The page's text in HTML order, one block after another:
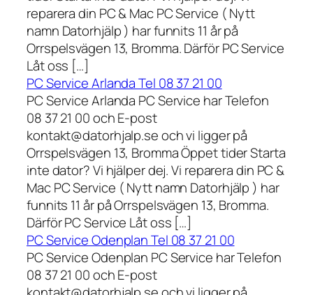
reparera din PC & Mac PC Service ( Nytt
namn Datorhjälp ) har funnits 11 år på
Orrspelsvägen 13, Bromma. Därför PC Service
Låt oss […]
PC Service Arlanda Tel 08 37 21 00
PC Service Arlanda PC Service har Telefon
08 37 21 00 och E-post
kontakt@datorhjalp.se och vi ligger på
Orrspelsvägen 13, Bromma Öppet tider Starta
inte dator? Vi hjälper dej. Vi reparera din PC &
Mac PC Service ( Nytt namn Datorhjälp ) har
funnits 11 år på Orrspelsvägen 13, Bromma.
Därför PC Service Låt oss […]
PC Service Odenplan Tel 08 37 21 00
PC Service Odenplan PC Service har Telefon
08 37 21 00 och E-post